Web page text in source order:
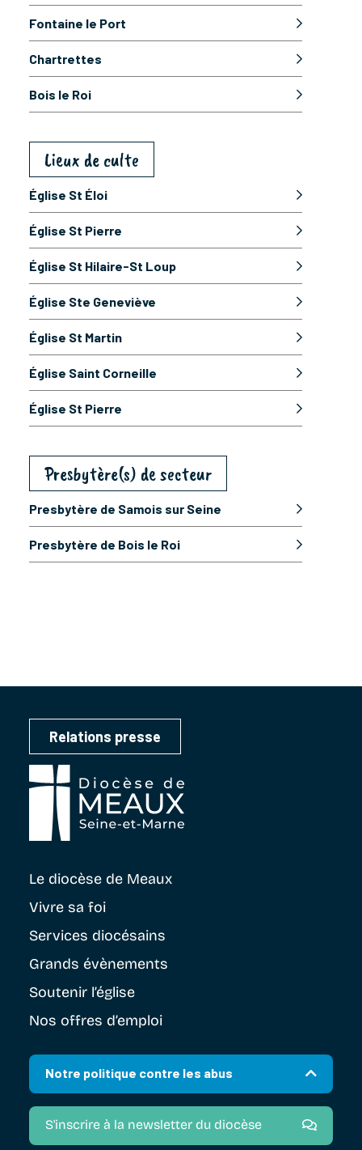
Fontaine le Port
Chartrettes
Bois le Roi
Lieux de culte
Église St Éloi
Église St Pierre
Église St Hilaire-St Loup
Église Ste Geneviève
Église St Martin
Église Saint Corneille
Église St Pierre
Presbytère(s) de secteur
Presbytère de Samois sur Seine
Presbytère de Bois le Roi
Relations presse
Le diocèse de Meaux
Vivre sa foi
Services diocésains
Grands évènements
Soutenir l’église
Nos offres d’emploi
Notre politique contre les abus
S'inscrire à la newsletter du diocèse